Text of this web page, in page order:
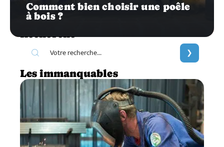
Comment bien choisir une poêle
à bois ?
Les immanquables